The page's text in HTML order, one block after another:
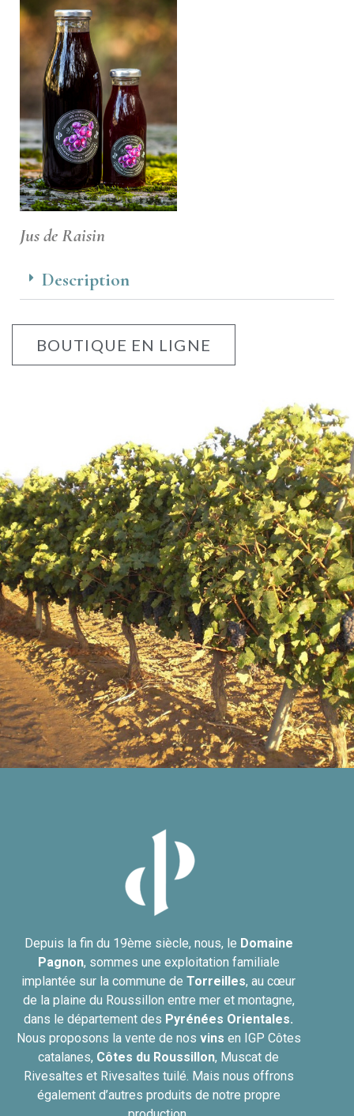
Jus de Raisin
Description
BOUTIQUE EN LIGNE
Depuis la fin du 19ème siècle, nous, le Domaine
Pagnon, sommes une exploitation familiale
implantée sur la commune de Torreilles, au cœur
de la plaine du Roussillon entre mer et montagne,
dans le département des Pyrénées Orientales.
Nous proposons la vente de nos vins en IGP Côtes
catalanes, Côtes du Roussillon, Muscat de
Rivesaltes et Rivesaltes tuilé. Mais nous offrons
également d’autres produits de notre propre